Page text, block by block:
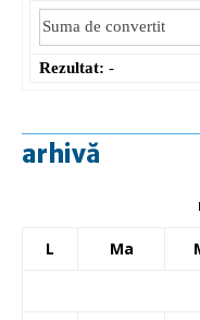
Rezultat: -
arhivă
L Ma